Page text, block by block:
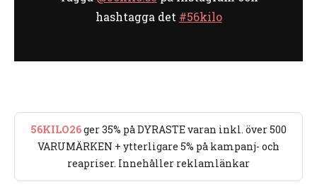
hashtagga det #56kilo
56KILO26ger 35% på DYRASTE varan inkl. över 500
VARUMÄRKEN + ytterligare 5% på kampanj- och
reapriser. Innehåller reklamlänkar